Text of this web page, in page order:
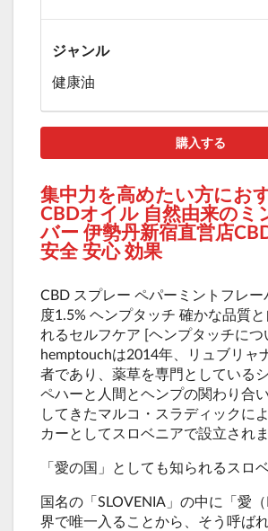
ジャンル
健康油
購入する
集中力を高めたい方にお
CBDオイル 自然由来のミ
バー 伊勢丹新宿直営店
安全 安心 効果
CBD スプレー ペパーミントフレー
度1.5% ヘンプタッチ 確かな品質
れるセルフケア [ヘンプタッチにつ
hemptouchは2014年、リュブリャ
者であり、薬草を専門としている
ペハーと人間とヘンプの関わり合
してきたマルコ・スラディックに
カーとしてスロベニアで設立されま
「愛の国」としても知られるスロベ
国名の「SLOVENIA」の中に「愛
界で唯一入ることから、そう呼ばれ